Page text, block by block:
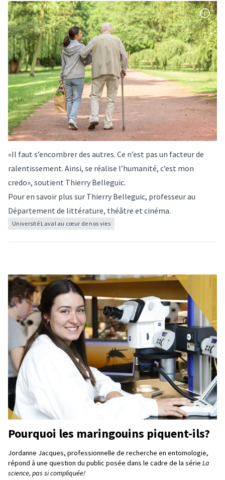
«Il faut s’encombrer des autres. Ce n’est pas un facteur de
ralentissement. Ainsi, se réalise l’humanité, c’est mon
credo», soutient Thierry Belleguic.
Pour en savoir plus sur Thierry Belleguic, professeur au
Département de littérature, théâtre et cinéma.
Université Laval au cœur de nos vies
Pourquoi les maringouins piquent-ils?
Jordanne Jacques, professionnelle de recherche en entomologie,
répond à une question du public posée dans le cadre de la série La
science, pas si compliquée!